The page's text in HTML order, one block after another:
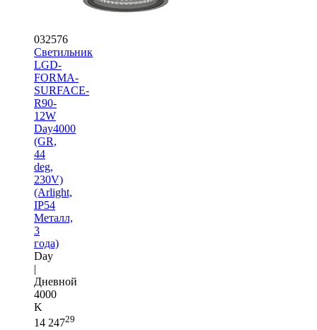
032576
Светильник
LGD-
FORMA-
SURFACE-
R90-
12W
Day4000
(GR,
44
deg,
230V)
(Arlight,
IP54
Металл,
3
года)
Day
|
Дневной
4000
K
14 24729